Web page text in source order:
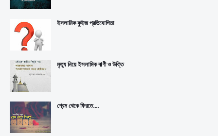
ইসলামিক কুইজ প্রতিযোগিতা
মৃত্যু নিয়ে ইসলামিক বাণী ও উক্তি
প্রেম থেকে ফিরতে....